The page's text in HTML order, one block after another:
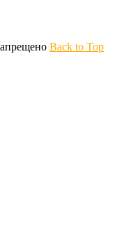
Back to Top